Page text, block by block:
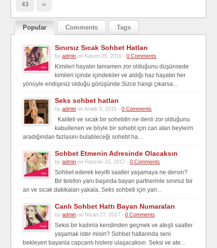
43 ››
Popular Comments Tags
Sınırsız Sıcak Sohbet Hatları
byadmin on Kasım 25, 2016 -0 Comments
Kimileri hayatın tamamen zor olduğunu düşünsede
kimileri içinde içindekiler ve aldığı haz hayatın her
yönüyle endişesiz olduğu görüşünde.Sizce hangi çıkarsa...
Seks sohbet hatları
byadmin on Aralık 5, 2015 -0 Comments
Kaliteli ve sıcak bir sohebtin ne denli zor olduğunu
kabullenen ve böyle bir sohebt için can atan beyleirn
aradığından fazlasını bulableceği sohebt ha...
Sohbet Etmenin Adresinde Olacaksın
byadmin on Haziran 15, 2017 -0 Comments
Sohbet ederek keyifli saatler yaşamaya ne dersin?
Bir telefon yanı başında bayan partnerinle sınırsız bir
an ve sıcak dakikaları yakala. Seks sohbeti için yan...
Canlı Sohbet Hattı Bayan Numaraları
byadmin on Nisan 27, 2017 -0 Comments
Seksi bir kadınla kendinden geçmek ve ateşli saatler
yaşamak ister misin? Sohbet hatlarında seni
bekleyen bayanla capcanlı hislere ulaşacaksın. Seksi ve ate...